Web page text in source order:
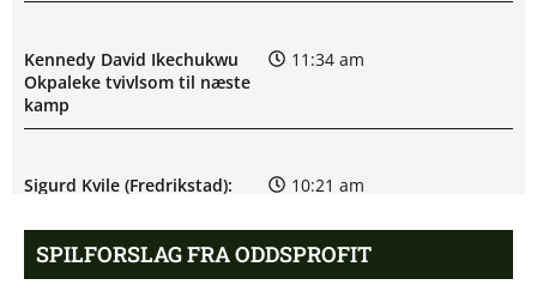
Kennedy David Ikechukwu
Okpaleke tvivlsom til næste
kamp
11:34 am
Sigurd Kvile (Fredrikstad):
10:21 am
SPILFORSLAG FRA ODDSPROFIT